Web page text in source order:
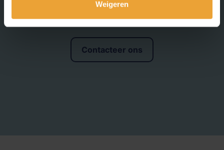
Weigeren
Contacteer ons